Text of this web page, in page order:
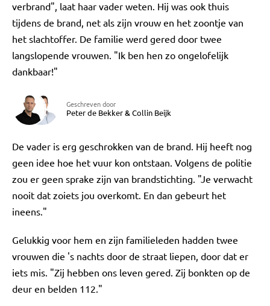
verbrand", laat haar vader weten. Hij was ook thuis
tijdens de brand, net als zijn vrouw en het zoontje van
het slachtoffer. De familie werd gered door twee
langslopende vrouwen. "Ik ben hen zo ongelofelijk
dankbaar!"
Geschreven door
Peter de Bekker&Collin Beijk
De vader is erg geschrokken van de brand. Hij heeft nog
geen idee hoe het vuur kon ontstaan. Volgens de politie
zou er geen sprake zijn van brandstichting. "Je verwacht
nooit dat zoiets jou overkomt. En dan gebeurt het
ineens."
Gelukkig voor hem en zijn familieleden hadden twee
vrouwen die 's nachts door de straat liepen, door dat er
iets mis. "Zij hebben ons leven gered. Zij bonkten op de
deur en belden 112."